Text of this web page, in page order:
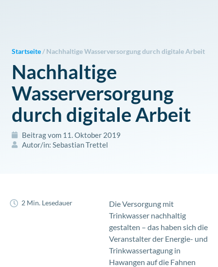
Startseite /Nachhaltige Wasserversorgung durch digitale Arbeit
Nachhaltige
Wasserversorgung
durch digitale Arbeit
Beitrag vom 11. Oktober 2019
Autor/in: Sebastian Trettel
2 Min. Lesedauer
Die Versorgung mit
Trinkwasser nachhaltig
gestalten – das haben sich die
Veranstalter der Energie- und
Trinkwassertagung in
Hawangen auf die Fahnen